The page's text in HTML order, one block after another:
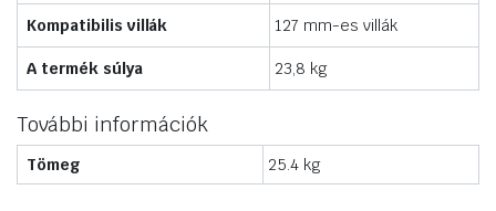
Kompatibilis villák 127 mm-es villák
A termék súlya 23,8 kg
További információk
Tömeg 25.4 kg